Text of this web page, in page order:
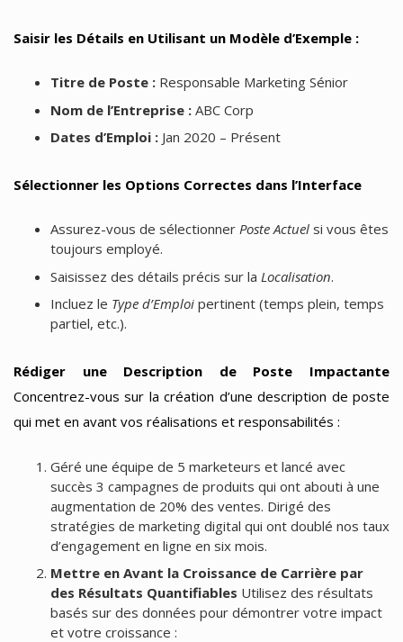
Saisir les Détails en Utilisant un Modèle d’Exemple :
Titre de Poste :Responsable Marketing Sénior
Nom de l’Entreprise :ABC Corp
Dates d’Emploi :Jan 2020 – Présent
Sélectionner les Options Correctes dans l’Interface
Assurez-vous de sélectionner Poste Actuelsi vous êtes
toujours employé.
Saisissez des détails précis sur la Localisation.
Incluez le Type d’Emploipertinent (temps plein, temps
partiel, etc.).
Rédiger une Description de Poste Impactante
Concentrez-vous sur la création d’une description de poste
qui met en avant vos réalisations et responsabilités :
Géré une équipe de 5 marketeurs et lancé avec
succès 3 campagnes de produits qui ont abouti à une
augmentation de 20% des ventes. Dirigé des
stratégies de marketing digital qui ont doublé nos taux
d’engagement en ligne en six mois.
Mettre en Avant la Croissance de Carrière par
des Résultats Quantifiables Utilisez des résultats
basés sur des données pour démontrer votre impact
et votre croissance :